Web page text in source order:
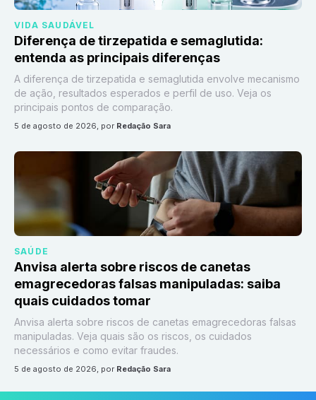
VIDA SAUDÁVEL
Diferença de tirzepatida e semaglutida:
entenda as principais diferenças
A diferença de tirzepatida e semaglutida envolve mecanismo
de ação, resultados esperados e perfil de uso. Veja os
principais pontos de comparação.
5 de agosto de 2026, por Redação Sara
SAÚDE
Anvisa alerta sobre riscos de canetas
emagrecedoras falsas manipuladas: saiba
quais cuidados tomar
Anvisa alerta sobre riscos de canetas emagrecedoras falsas
manipuladas. Veja quais são os riscos, os cuidados
necessários e como evitar fraudes.
5 de agosto de 2026, por Redação Sara